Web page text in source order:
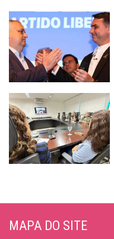
MAPA DO SITE